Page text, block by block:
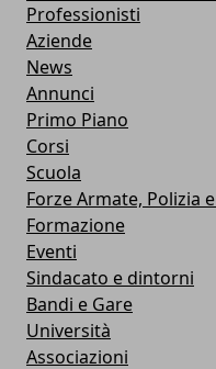
Professionisti
Aziende
News
Annunci
Primo Piano
Corsi
Scuola
Forze Armate, Polizia
Formazione
Eventi
Sindacato e dintorni
Bandi e Gare
Università
Associazioni